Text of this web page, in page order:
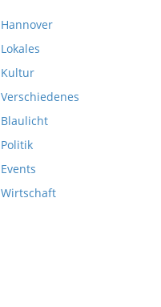
Hannover
Lokales
Kultur
Verschiedenes
Blaulicht
Politik
Events
Wirtschaft